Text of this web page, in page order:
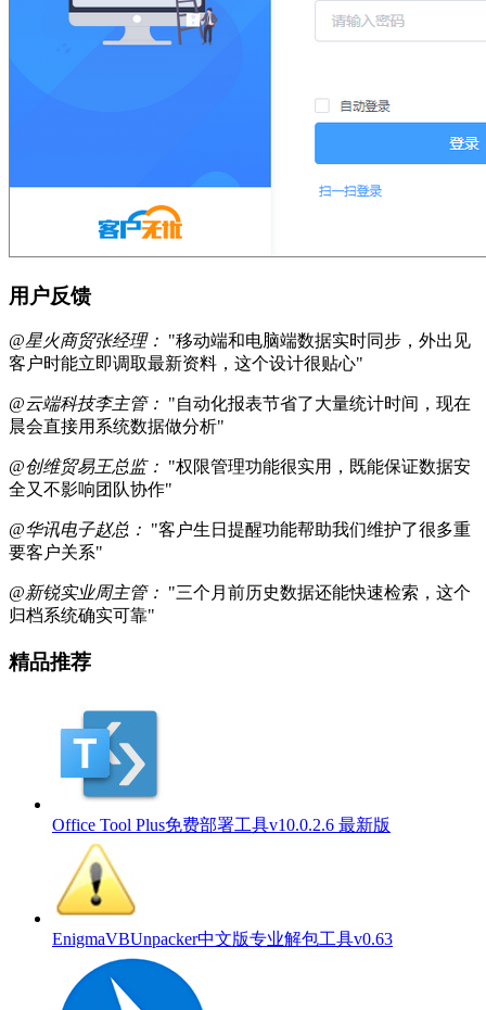
用户反馈
@星火商贸张经理： "移动端和电脑端数据实时同步，外出见
客户时能立即调取最新资料，这个设计很贴心"
@云端科技李主管： "自动化报表节省了大量统计时间，现在
晨会直接用系统数据做分析"
@创维贸易王总监： "权限管理功能很实用，既能保证数据安
全又不影响团队协作"
@华讯电子赵总： "客户生日提醒功能帮助我们维护了很多重
要客户关系"
@新锐实业周主管： "三个月前历史数据还能快速检索，这个
归档系统确实可靠"
精品推荐
Office Tool Plus免费部署工具v10.0.2.6 最新版
EnigmaVBUnpacker中文版专业解包工具v0.63